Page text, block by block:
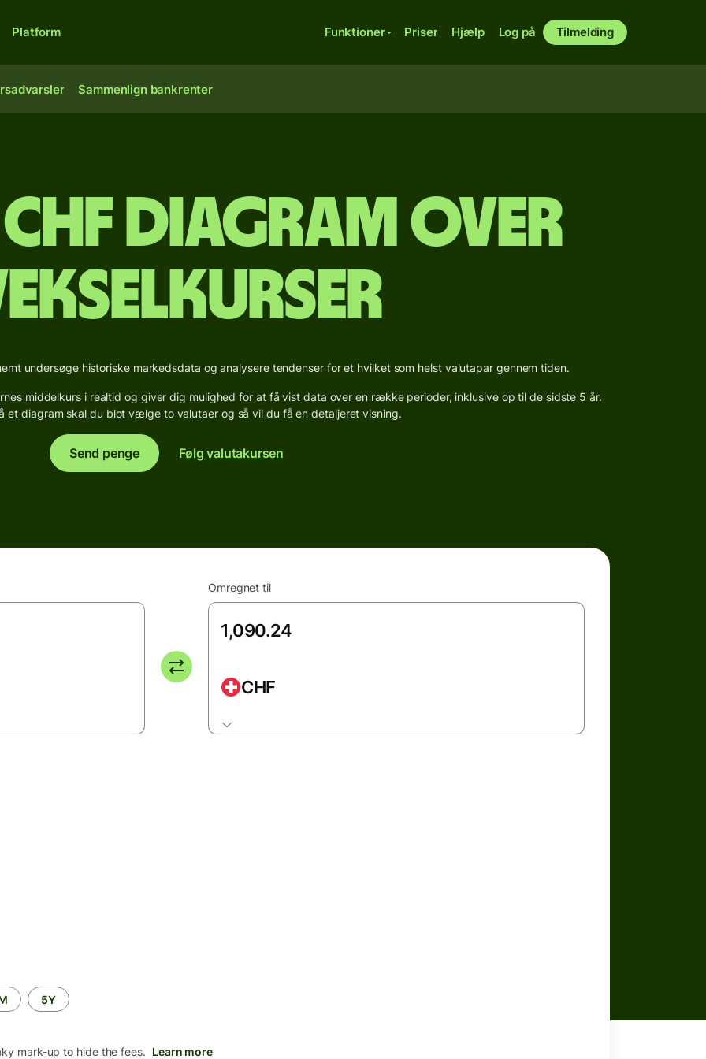
Platform Funktioner Priser Hjælp Log på Tilmelding
Sammenlign bankrenter
Diagram over
undersøge historiske markedsdata og analysere tendenser for et hvilket som helst valutapar gennem tiden.
middelkurs i realtid og giver dig mulighed for at få vist data over en række perioder, inklusive op til de sidste 5 år.
et diagram skal du blot vælge to valutaer og så vil du få en detaljeret visning.
Send penge Følg valutakursen
Omregnet til
CHF
5Y
mark-up to hide the fees. Learn more